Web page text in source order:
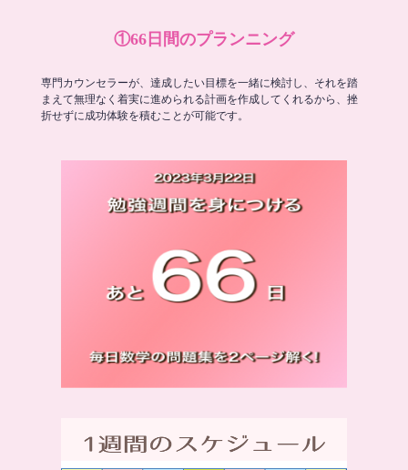
①66日間のプランニング
専門カウンセラーが、達成したい目標を一緒に検討し、それを踏
まえて無理なく着実に進められる計画を作成してくれるから、挫
折せずに成功体験を積むことが可能です。